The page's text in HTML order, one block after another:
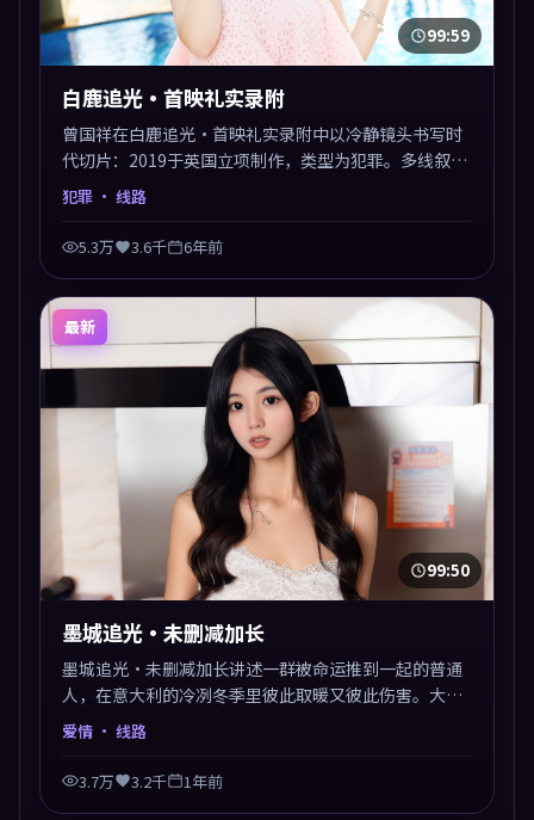
99:59
白鹿追光·首映礼实录附
曾国祥在白鹿追光·首映礼实录附中以冷静镜头书写时
代切片：2019于英国立项制作，类型为犯罪。多线叙事
交汇于终局，真相与救赎并行，适合喜欢细读表演的影
像。
犯罪 · 线路
5.3万 3.6千 6年前
最新
99:50
墨城追光·未删减加长
墨城追光·未删减加长讲述一群被命运推到一起的普通
人，在意大利的冷冽冬季里彼此取暖又彼此伤害。大鹏
以爱情类型外壳探讨信任与背叛，映后讨论度颇高。片
尾留白开放解读，关于“选择”的主题余音绕梁。
爱情 · 线路
3.7万 3.2千 1年前